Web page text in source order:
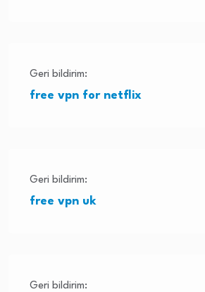
Geri bildirim:
free vpn for netflix
Geri bildirim:
free vpn uk
Geri bildirim: